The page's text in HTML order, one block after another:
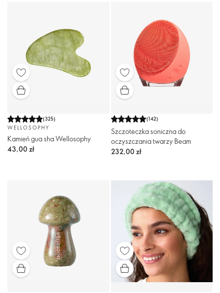
(325)
WELLOSOPHY
Kamień gua sha Wellosophy
43,00 zł
(142)
Szczoteczka soniczna do
oczyszczania twarzy Beam
232,00 zł